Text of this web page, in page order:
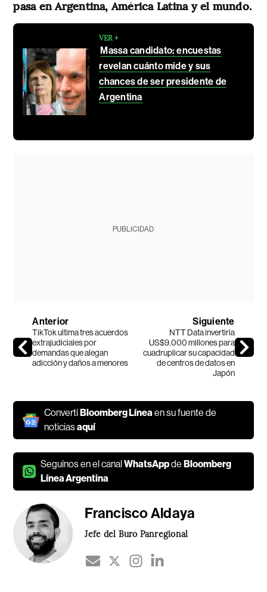
pasa en Argentina, América Latina y el mundo.
VER +
Massa candidato: encuestas
revelan cuánto mide y sus
chances de ser presidente de
Argentina
PUBLICIDAD
Anterior
TikTok ultima tres acuerdos
extrajudiciales por
demandas que alegan
adicción y daños a menores
Siguiente
NTT Data invertiría
US$9.000 millones para
cuadruplicar su capacidad
de centros de datos en
Japón
Convertí Bloomberg Líneaen su fuente de
noticiasaquí
Seguínos en el canalWhatsAppde Bloomberg
Línea Argentina
Francisco Aldaya
Jefé del Buró Panregional